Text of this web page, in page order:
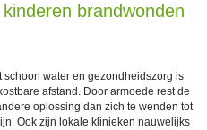
brandwonden
schoon water en gezondheidszorg is
afstand. Door armoede rest de
oplossing dan zich te wenden tot
Ook zijn lokale klinieken nauwelijks